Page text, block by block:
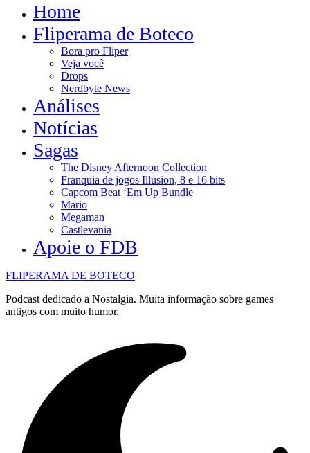
Home
Fliperama de Boteco
Bora pro Fliper
Veja você
Drops
Nerdbyte News
Análises
Notícias
Sagas
The Disney Afternoon Collection
Franquia de jogos Illusion, 8 e 16 bits
Capcom Beat ‘Em Up Bundle
Mario
Megaman
Castlevania
Apoie o FDB
FLIPERAMA DE BOTECO
Podcast dedicado a Nostalgia. Muita informação sobre games
antigos com muito humor.